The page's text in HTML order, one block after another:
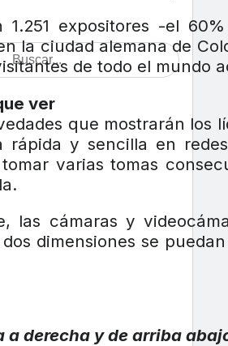
1.251 expositores -el
la ciudad alemana de
de todo el mundo
ver
que mostrarán los
rápida y sencilla en
varias tomas
las cámaras y
dimensiones se
a derecha y de arriba